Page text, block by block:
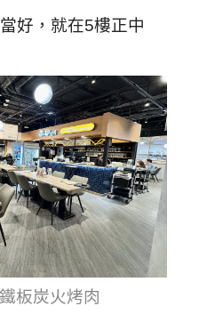
好，就在5樓正中
板炭火烤肉